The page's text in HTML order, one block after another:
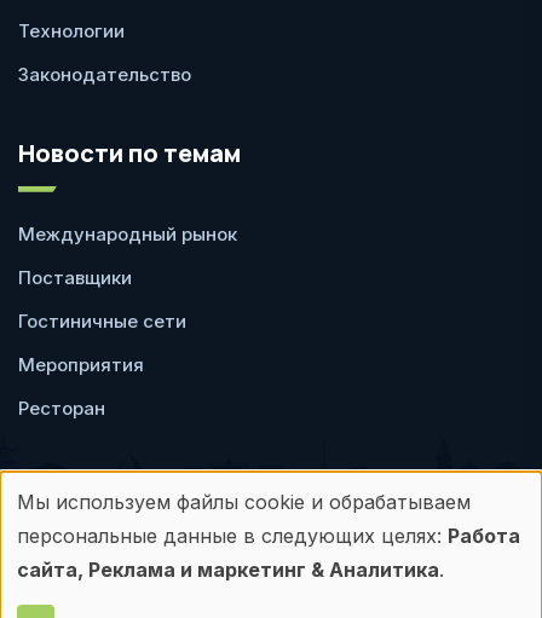
Технологии
Законодательство
Новости по темам
Международный рынок
Поставщики
Гостиничные сети
Мероприятия
Ресторан
Пользовательское
соглашение
Политика
конфиденциальности
Использование
персональных
Мы используем файлы cookie и обрабатываем
персональные данные в следующих целях: Работа
сайта, Реклама и маркетинг & Аналитика.